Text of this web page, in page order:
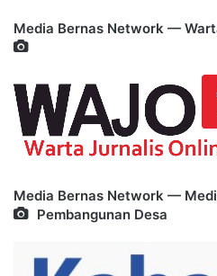
Media Bernas Network —
Media Bernas Network —
Pembangunan Desa